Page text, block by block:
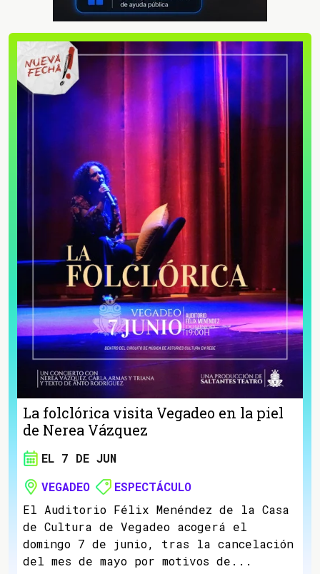
La folclórica visita Vegadeo en la piel
de Nerea Vázquez
EL 7 DE JUN
VEGADEO
ESPECTÁCULO
El Auditorio Félix Menéndez de la Casa
de Cultura de Vegadeo acogerá el
domingo 7 de junio, tras la cancelación
del mes de mayo por motivos de...